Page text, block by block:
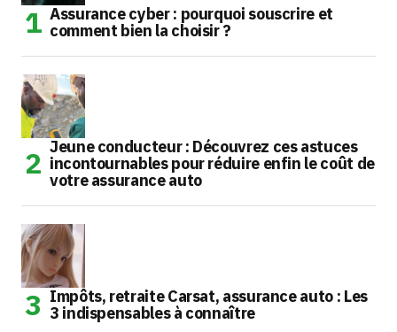
Assurance cyber : pourquoi souscrire et
comment bien la choisir ?
Jeune conducteur : Découvrez ces astuces
incontournables pour réduire enfin le coût de
votre assurance auto
Impôts, retraite Carsat, assurance auto : Les
3 indispensables à connaître